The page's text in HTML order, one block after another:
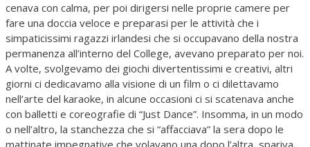
cenava con calma, per poi dirigersi nelle proprie camere per
fare una doccia veloce e preparasi per le attività che i
simpaticissimi ragazzi irlandesi che si occupavano della nostra
permanenza all’interno del College, avevano preparato per noi.
A volte, svolgevamo dei giochi divertentissimi e creativi, altri
giorni ci dedicavamo alla visione di un film o ci dilettavamo
nell’arte del karaoke, in alcune occasioni ci si scatenava anche
con balletti e coreografie di “Just Dance”. Insomma, in un modo
o nell’altro, la stanchezza che si “affacciava” la sera dopo le
mattinate impegnative che volavano una dopo l’altra, spariva,